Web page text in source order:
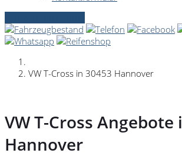
VW T-Cross in 30453 Hannover
VW T-Cross Angebote
Hannover